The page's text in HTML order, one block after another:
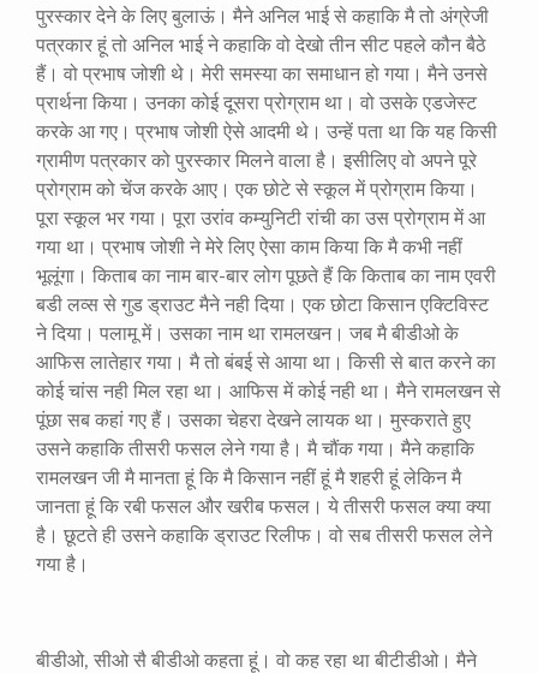
पुरस्कार देने के लिए बुलाऊं। मैने अनिल भाई से कहाकि मै तो अंग्रेजी
पत्रकार हूं तो अनिल भाई ने कहाकि वो देखो तीन सीट पहले कौन बैठे
हैं। वो प्रभाष जोशी थे। मेरी समस्या का समाधान हो गया। मैने उनसे
प्रार्थना किया। उनका कोई दूसरा प्रोग्राम था। वो उसके एडजेस्ट
करके आ गए। प्रभाष जोशी ऐसे आदमी थे। उन्हें पता था कि यह किसी
ग्रामीण पत्रकार को पुरस्कार मिलने वाला है। इसीलिए वो अपने पूरे
प्रोग्राम को चेंज करके आए। एक छोटे से स्कूल में प्रोग्राम किया।
पूरा स्कूल भर गया। पूरा उरांव कम्युनिटी रांची का उस प्रोग्राम में आ
गया था। प्रभाष जोशी ने मेरे लिए ऐसा काम किया कि मै कभी नहीं
भूलूंगा। किताब का नाम बार-बार लोग पूछते हैं कि किताब का नाम एवरी
बडी लव्स से गुड ड्राउट मैने नही दिया। एक छोटा किसान एक्टिविस्ट
ने दिया। पलामू में। उसका नाम था रामलखन। जब मै बीडीओ के
आफिस लातेहार गया। मै तो बंबई से आया था। किसी से बात करने का
कोई चांस नही मिल रहा था। आफिस में कोई नही था। मैने रामलखन से
पूंछा सब कहां गए हैं। उसका चेहरा देखने लायक था। मुस्कराते हुए
उसने कहाकि तीसरी फसल लेने गया है। मै चौंक गया। मैने कहाकि
रामलखन जी मै मानता हूं कि मै किसान नहीं हूं मै शहरी हूं लेकिन मै
जानता हूं कि रबी फसल और खरीब फसल। ये तीसरी फसल क्या क्या
है। छूटते ही उसने कहाकि ड्राउट रिलीफ। वो सब तीसरी फसल लेने
गया है।
बीडीओ, सीओ सै बीडीओ कहता हूं। वो कह रहा था बीटीडीओ। मैने